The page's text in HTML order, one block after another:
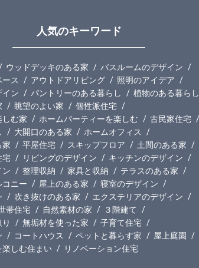
人気のキーワード
ウッドデッキのある家
バスルームのデザイン
ス
アウトドアリビング
照明のアイデア
イン
パントリーのある暮らし
植物のある暮らし
眺望のよい家
個性派住宅
しむ家
ホームパーティーを楽しむ
古民家住宅
大開口のある家
ホームオフィス
家
平屋住宅 スキップフロア
土間のある家
宅
リビングのデザイン
キッチンのデザイン
ン
整理収納 家具と収納
テラスのある家
コニー
屋上のある家
寝室のデザイン
吹き抜けのある家
エクステリアのデザイン
帯住宅 自然素材の家
３階建て
無垢材を使った家
子育て住宅
コートハウス ペットと暮らす家
屋上庭園
しむ住まい
リノベーション住宅